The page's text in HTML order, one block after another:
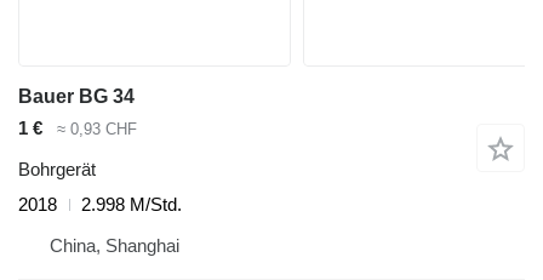
Bauer BG 34
1 €
≈ 0,93 CHF
Bohrgerät
2018
2.998 M/Std.
China, Shanghai